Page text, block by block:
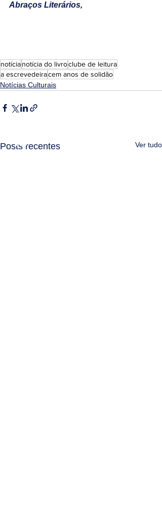
Abraços Literários,
notícianotícia do livroclube de leitura
a escrevedeiracem anos de solidão
Notícias Culturais
Posts recentes Ver tudo